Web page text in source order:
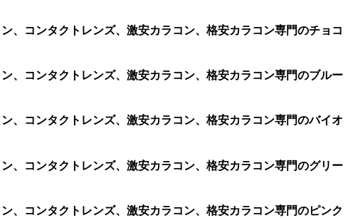
、コンタクトレンズ、激安カラコン、格安カラコン専門のチョコ
、コンタクトレンズ、激安カラコン、格安カラコン専門のブルー
、コンタクトレンズ、激安カラコン、格安カラコン専門のバイオ
、コンタクトレンズ、激安カラコン、格安カラコン専門のグリー
、コンタクトレンズ、激安カラコン、格安カラコン専門のピンク